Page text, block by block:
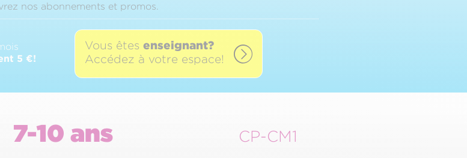
nos abonnements et promos.
5 €!
Vous êtes enseignant?
Accédez à votre espace!
7-10 ans CP-CM1